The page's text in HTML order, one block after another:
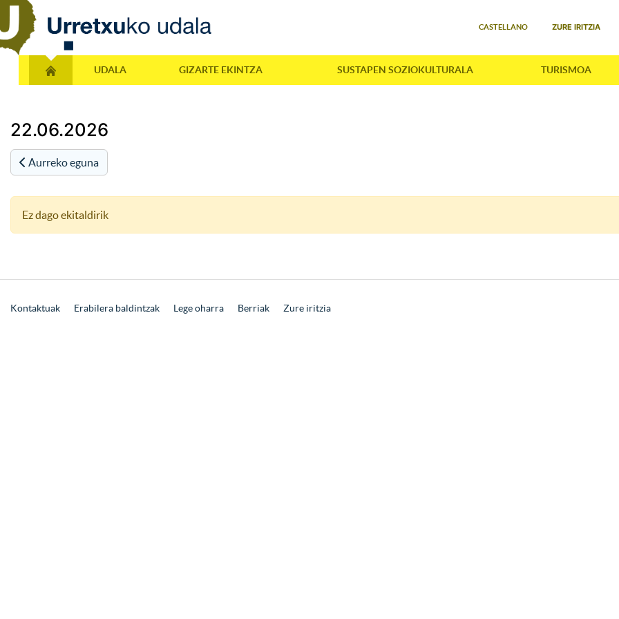
CASTELLANO ZURE IRITZIA
UDALA GIZARTE EKINTZA SUSTAPEN SOZIOKULTURALA TURISMOA
22.06.2026
Aurreko eguna
Ez dago ekitaldirik
Kontaktuak Erabilera baldintzak Lege oharra Berriak Zure iritzia